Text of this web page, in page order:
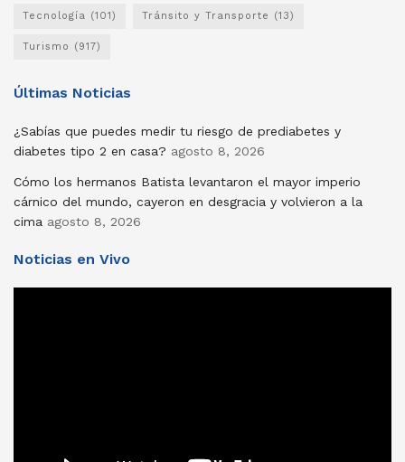
Tecnología (101) Tránsito y Transporte (13)
Turismo (917)
Últimas Noticias
¿Sabías que puedes medir tu riesgo de prediabetes y
diabetes tipo 2 en casa? agosto 8, 2026
Cómo los hermanos Batista levantaron el mayor imperio
cárnico del mundo, cayeron en desgracia y volvieron a la
cima agosto 8, 2026
Noticias en Vivo